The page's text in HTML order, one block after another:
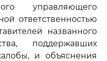
управляющего
ответственностью
названного
поддержавших
и объяснения